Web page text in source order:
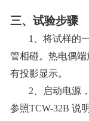
三、试验步骤
1
、将试样的
管相碰。热电偶
有投影显示。
2 、启动电源
参照TCW-32B 说